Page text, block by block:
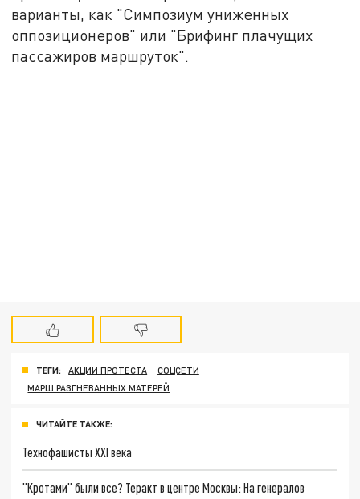
варианты, как "Симпозиум униженных
оппозиционеров" или "Брифинг плачущих
пассажиров маршруток".
ТЕГИ: АКЦИИ ПРОТЕСТА
СОЦСЕТИ
МАРШ РАЗГНЕВАННЫХ МАТЕРЕЙ
ЧИТАЙТЕ ТАКЖЕ:
Технофашисты XXI века
"Кротами" были все? Теракт в центре Москвы: На генералов